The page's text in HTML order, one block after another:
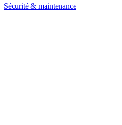
Sécurité & maintenance